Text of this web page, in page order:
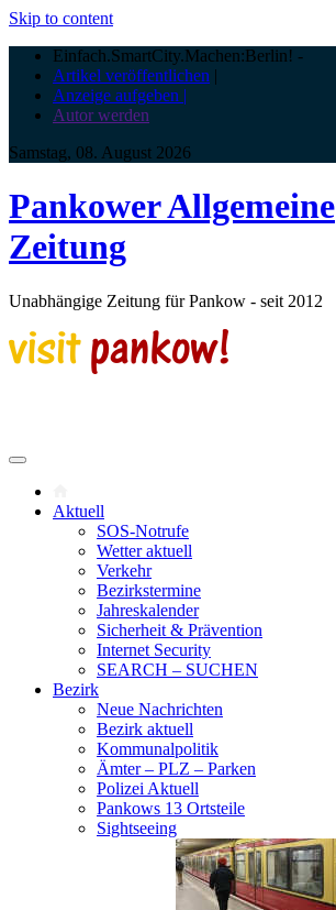
Skip to content
Einfach.SmartCity.Machen:Berlin! -
Artikel veröffentlichen |
Anzeige aufgeben |
Autor werden
Samstag, 08. August 2026
Pankower Allgemeine
Zeitung
Unabhängige Zeitung für Pankow - seit 2012
Aktuell
SOS-Notrufe
Wetter aktuell
Verkehr
Bezirkstermine
Jahreskalender
Sicherheit & Prävention
Internet Security
SEARCH – SUCHEN
Bezirk
Neue Nachrichten
Bezirk aktuell
Kommunalpolitik
Ämter – PLZ – Parken
Polizei Aktuell
Pankows 13 Ortsteile
Sightseeing